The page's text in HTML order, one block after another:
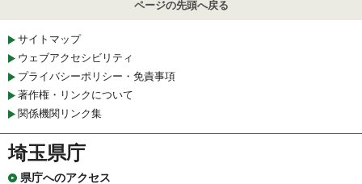
ページの先頭へ戻る
サイトマップ
ウェブアクセシビリティ
プライバシーポリシー・免責事項
著作権・リンクについて
関係機関リンク集
埼玉県庁
県庁へのアクセス